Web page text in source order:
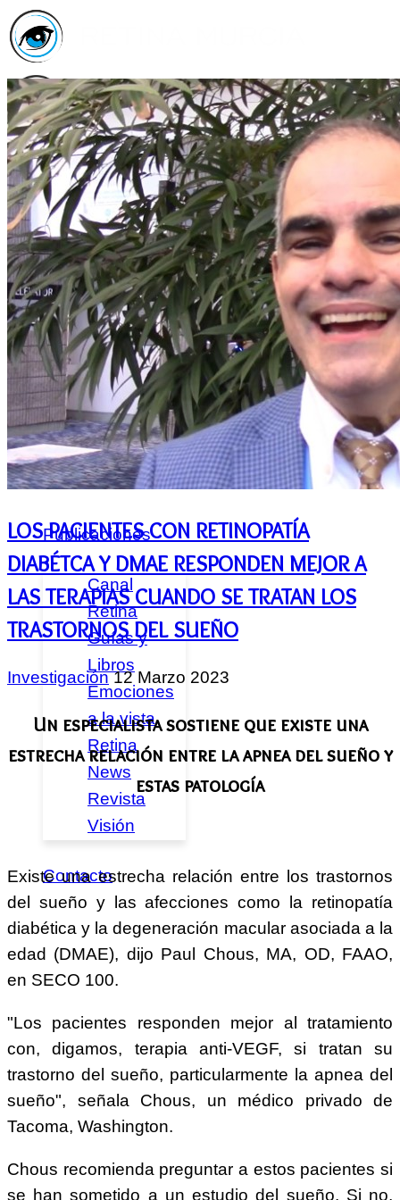
Inicio
Asociación
Quiénes
Somos
Servicios
Asóciate
Haz tu
donativo
Federados
Noticias
Publicaciones
Canal
Retina
Guías y
Libros
Emociones
a la vista
Retina
News
Revista
Visión
Contacto
LOS PACIENTES CON RETINOPATÍA
DIABÉTCA Y DMAE RESPONDEN MEJOR A
LAS TERAPIAS CUANDO SE TRATAN LOS
TRASTORNOS DEL SUEÑO
Investigación 12 Marzo 2023
Un especialista sostiene que existe una
estrecha relación entre la apnea del sueño y
estas patología
Existe una estrecha relación entre los trastornos
del sueño y las afecciones como la retinopatía
diabética y la degeneración macular asociada a la
edad (DMAE), dijo Paul Chous, MA, OD, FAAO,
en SECO 100.
"Los pacientes responden mejor al tratamiento
con, digamos, terapia anti-VEGF, si tratan su
trastorno del sueño, particularmente la apnea del
sueño", señala Chous, un médico privado de
Tacoma, Washington.
Chous recomienda preguntar a estos pacientes si
se han sometido a un estudio del sueño. Si no,